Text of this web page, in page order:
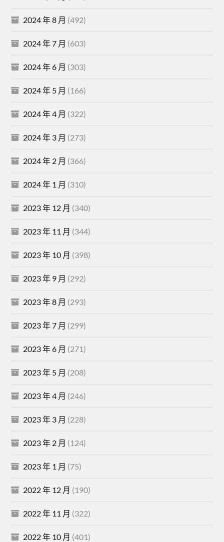
2024 年 8 月 (492)
2024 年 7 月 (603)
2024 年 6 月 (303)
2024 年 5 月 (166)
2024 年 4 月 (322)
2024 年 3 月 (273)
2024 年 2 月 (366)
2024 年 1 月 (310)
2023 年 12 月 (340)
2023 年 11 月 (344)
2023 年 10 月 (398)
2023 年 9 月 (292)
2023 年 8 月 (293)
2023 年 7 月 (299)
2023 年 6 月 (271)
2023 年 5 月 (208)
2023 年 4 月 (246)
2023 年 3 月 (228)
2023 年 2 月 (124)
2023 年 1 月 (75)
2022 年 12 月 (190)
2022 年 11 月 (322)
2022 年 10 月 (401)